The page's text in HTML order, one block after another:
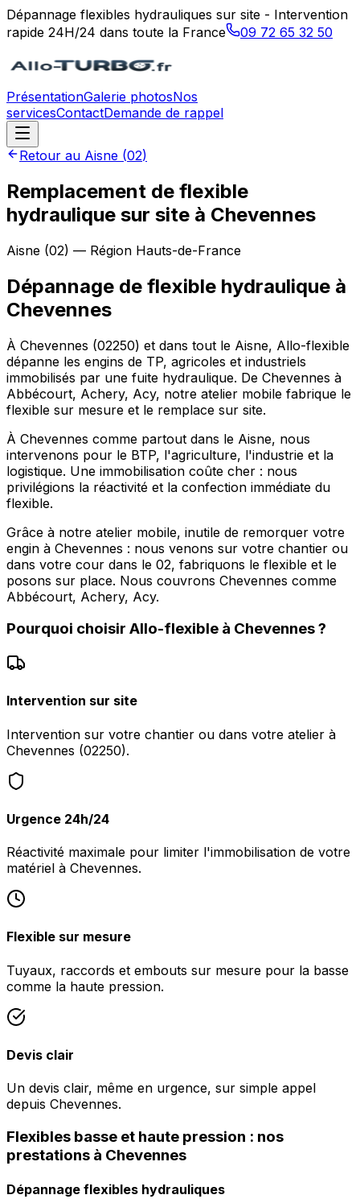
Dépannage flexibles hydrauliques sur site - Intervention
rapide 24H/24 dans toute la France
09 72 65 32 50
PrésentationGalerie photosNos
servicesContactDemande de rappel
Retour au Aisne (02)
Remplacement de flexible
hydraulique sur site à Chevennes
Aisne (02) — Région Hauts-de-France
Dépannage de flexible hydraulique à
Chevennes
À Chevennes (02250) et dans tout le Aisne, Allo-flexible
dépanne les engins de TP, agricoles et industriels
immobilisés par une fuite hydraulique. De Chevennes à
Abbécourt, Achery, Acy, notre atelier mobile fabrique le
flexible sur mesure et le remplace sur site.
À Chevennes comme partout dans le Aisne, nous
intervenons pour le BTP, l'agriculture, l'industrie et la
logistique. Une immobilisation coûte cher : nous
privilégions la réactivité et la confection immédiate du
flexible.
Grâce à notre atelier mobile, inutile de remorquer votre
engin à Chevennes : nous venons sur votre chantier ou
dans votre cour dans le 02, fabriquons le flexible et le
posons sur place. Nous couvrons Chevennes comme
Abbécourt, Achery, Acy.
Pourquoi choisir Allo-flexible à Chevennes?
Intervention sur site
Intervention sur votre chantier ou dans votre atelier à
Chevennes (02250).
Urgence 24h/24
Réactivité maximale pour limiter l'immobilisation de votre
matériel à Chevennes.
Flexible sur mesure
Tuyaux, raccords et embouts sur mesure pour la basse
comme la haute pression.
Devis clair
Un devis clair, même en urgence, sur simple appel
depuis Chevennes.
Flexibles basse et haute pression : nos
prestations à Chevennes
Dépannage flexibles hydrauliques